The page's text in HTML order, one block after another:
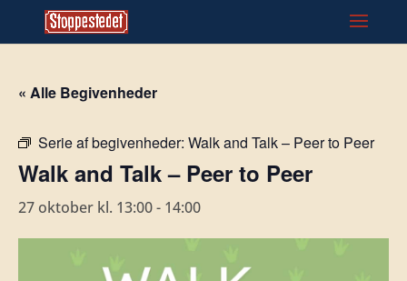
« Alle Begivenheder
Serie af begivenheder: Walk and Talk – Peer to Peer
Walk and Talk – Peer to Peer
27 oktober kl. 13:00- 14:00